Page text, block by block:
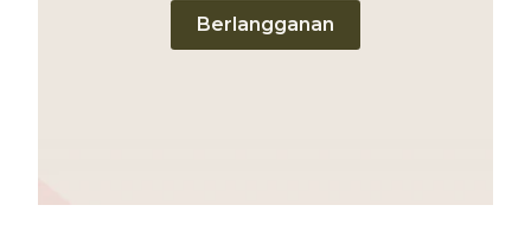
Berlangganan